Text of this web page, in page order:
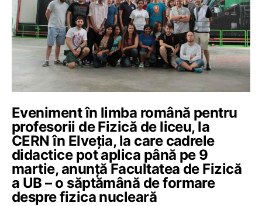
Eveniment în limba română pentru
profesorii de Fizică de liceu, la
CERN în Elveția, la care cadrele
didactice pot aplica până pe 9
martie, anunță Facultatea de Fizică
a UB – o săptămână de formare
despre fizica nucleară